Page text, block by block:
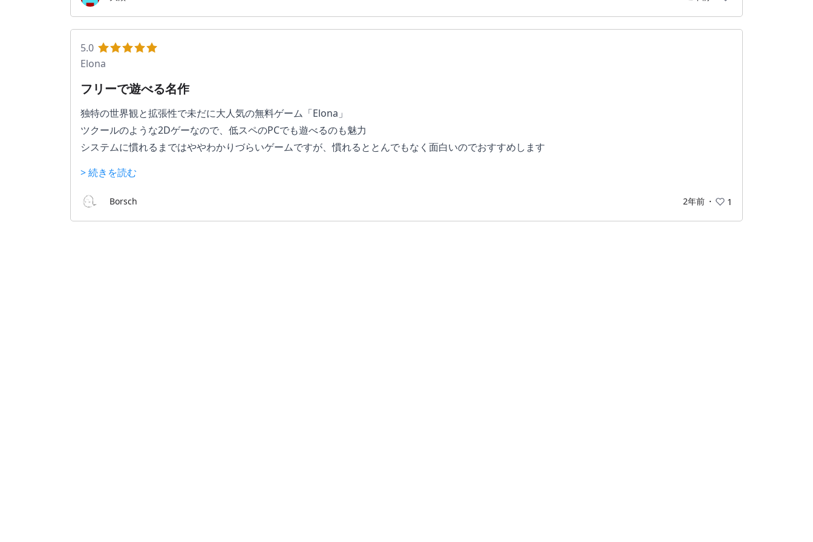
5.0
Elona
フリーで遊べる名作
独特の世界観と拡張性で未だに大人気の無料ゲーム「Elona」
ツクールのような2Dゲーなので、低スペのPCでも遊べるのも魅力
システムに慣れるまではややわかりづらいゲームですが、慣れるととんでもなく面白いのでおすすめします
> 続きを読む
Borsch 2年前 ・ 1